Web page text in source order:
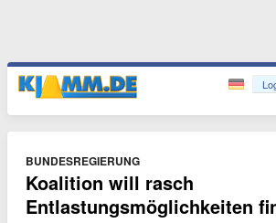
BUNDESREGIERUNG
Koalition will rasch
Entlastungsmöglichkeiten